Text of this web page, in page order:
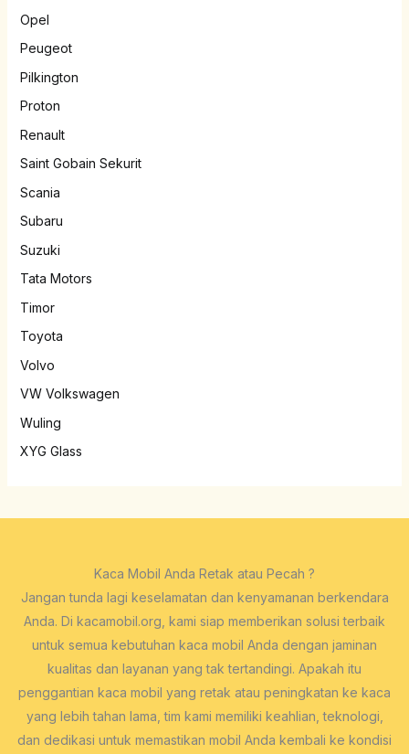
Opel
Peugeot
Pilkington
Proton
Renault
Saint Gobain Sekurit
Scania
Subaru
Suzuki
Tata Motors
Timor
Toyota
Volvo
VW Volkswagen
Wuling
XYG Glass
Kaca Mobil Anda Retak atau Pecah ?
Jangan tunda lagi keselamatan dan kenyamanan berkendara
Anda. Di kacamobil.org, kami siap memberikan solusi terbaik
untuk semua kebutuhan kaca mobil Anda dengan jaminan
kualitas dan layanan yang tak tertandingi. Apakah itu
penggantian kaca mobil yang retak atau peningkatan ke kaca
yang lebih tahan lama, tim kami memiliki keahlian, teknologi,
dan dedikasi untuk memastikan mobil Anda kembali ke kondisi